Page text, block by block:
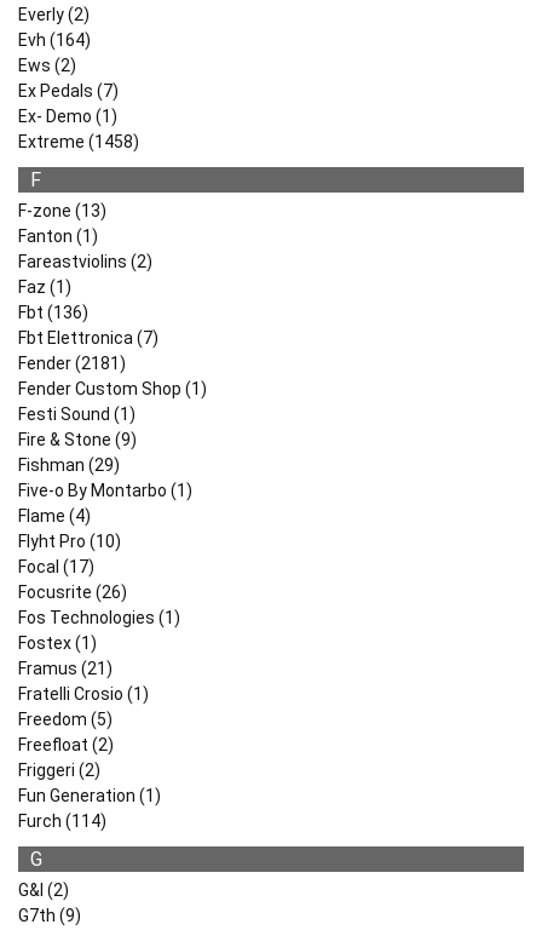
Everly (2)
Evh (164)
Ews (2)
Ex Pedals (7)
Ex- Demo (1)
Extreme (1458)
F
F-zone (13)
Fanton (1)
Fareastviolins (2)
Faz (1)
Fbt (136)
Fbt Elettronica (7)
Fender (2181)
Fender Custom Shop (1)
Festi Sound (1)
Fire & Stone (9)
Fishman (29)
Five-o By Montarbo (1)
Flame (4)
Flyht Pro (10)
Focal (17)
Focusrite (26)
Fos Technologies (1)
Fostex (1)
Framus (21)
Fratelli Crosio (1)
Freedom (5)
Freefloat (2)
Friggeri (2)
Fun Generation (1)
Furch (114)
G
G&l (2)
G7th (9)